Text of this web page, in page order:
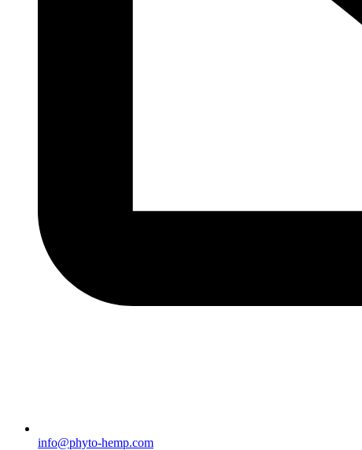
info@phyto-hemp.com